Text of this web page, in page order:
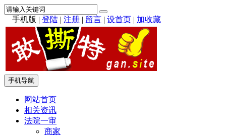
手机版 | 登陆 | 注册 | 留言 | 设首页 | 加收藏
手机导航
网站首页
相关资讯
法院一审
商家